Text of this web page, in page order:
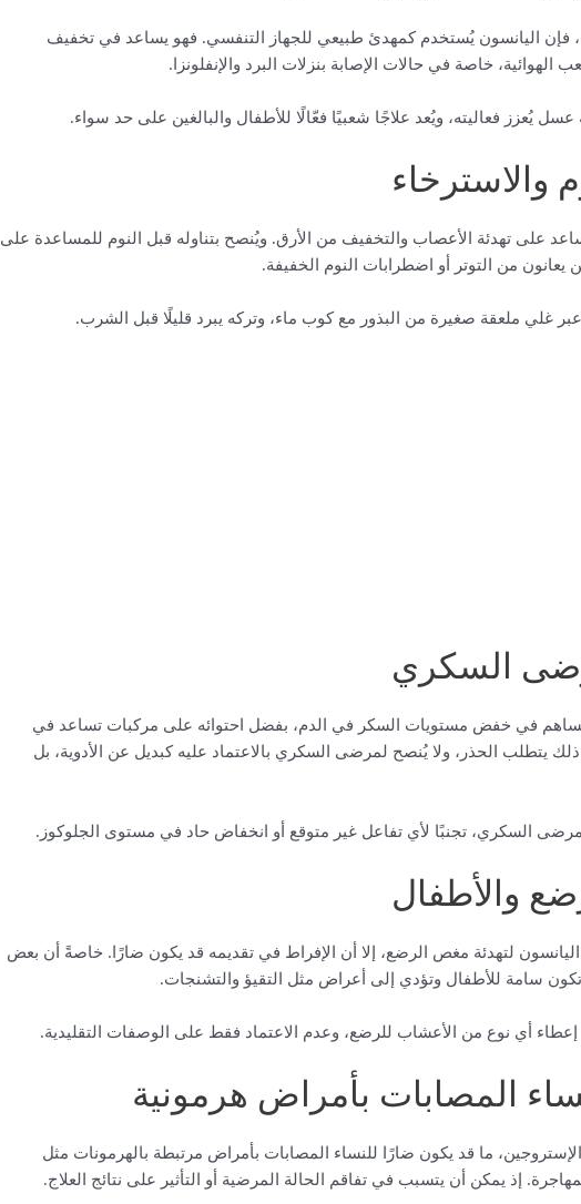
فإن اليانسون يُستخدم كمهدئ طبيعي للجهاز التنفسي. فهو يساعد في تخفيف
الهوائية، خاصة في حالات الإصابة بنزلات البرد والإنفلونزا.
يُعزز فعاليته، ويُعد علاجًا شعبيًا فعّالًا للأطفال والبالغين على حد سواء.
والاسترخاء
على تهدئة الأعصاب والتخفيف من الأرق. ويُنصح بتناوله قبل النوم للمساعدة على
من التوتر أو اضطرابات النوم الخفيفة.
غلي ملعقة صغيرة من البذور مع كوب ماء، وتركه يبرد قليلًا قبل الشرب.
السكري
في خفض مستويات السكر في الدم، بفضل احتوائه على مركبات تساعد في
يتطلب الحذر، ولا يُنصح لمرضى السكري بالاعتماد عليه كبديل عن الأدوية، بل
السكري، تجنبًا لأي تفاعل غير متوقع أو انخفاض حاد في مستوى الجلوكوز.
والأطفال
لتهدئة مغص الرضع، إلا أن الإفراط في تقديمه قد يكون ضارًا. خاصةً أن بعض
تكون سامة للأطفال وتؤدي إلى أعراض مثل التقيؤ والتشنجات.
أي نوع من الأعشاب للرضع، وعدم الاعتماد فقط على الوصفات التقليدية.
المصابات بأمراض هرمونية
ما قد يكون ضارًا للنساء المصابات بأمراض مرتبطة بالهرمونات مثل
إذ يمكن أن يتسبب في تفاقم الحالة المرضية أو التأثير على نتائج العلاج.